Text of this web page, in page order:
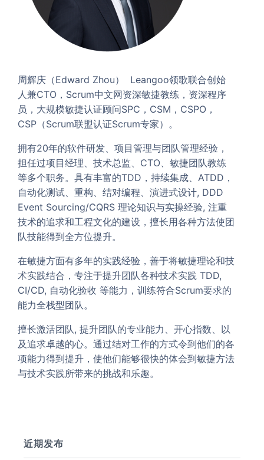
周辉庆（Edward Zhou） Leangoo领歌联合创始
人兼CTO，Scrum中文网资深敏捷教练，资深程序
员，大规模敏捷认证顾问SPC，CSM，CSPO，
CSP（Scrum联盟认证Scrum专家）。
拥有20年的软件研发、项目管理与团队管理经验，
担任过项目经理、技术总监、CTO、敏捷团队教练
等多个职务。具有丰富的TDD，持续集成、ATDD，
自动化测试、重构、结对编程、演进式设计, DDD
Event Sourcing/CQRS 理论知识与实操经验, 注重
技术的追求和工程文化的建设，擅长用各种方法使团
队技能得到全方位提升。
在敏捷方面有多年的实践经验，善于将敏捷理论和技
术实践结合，专注于提升团队各种技术实践 TDD,
CI/CD, 自动化验收 等能力，训练符合Scrum要求的
能力全栈型团队。
擅长激活团队, 提升团队的专业能力、开心指数、以
及追求卓越的心。通过结对工作的方式令到他们的各
项能力得到提升，使他们能够很快的体会到敏捷方法
与技术实践所带来的挑战和乐趣。
近期发布